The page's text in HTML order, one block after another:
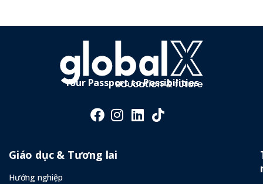
Your Passport to Possibilities
Giáo dục & Tương lai
Hướng nghiệp